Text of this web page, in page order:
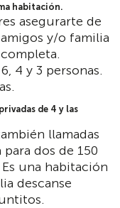
habitación.
asegurarte de
y/o familia
4 y 3 personas.
de 4 y las
llamadas
dos de 150
una habitación
descanse